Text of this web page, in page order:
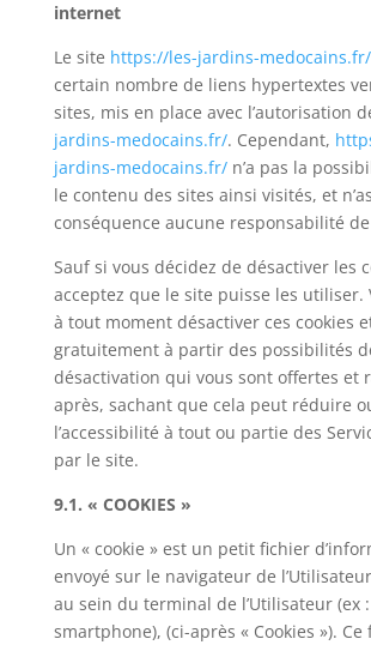
internet
Le site https://les-jardins-medocains.fr/
certain nombre de liens hypertextes
sites, mis en place avec l’autorisation
jardins-medocains.fr/. Cependant,
jardins-medocains.fr/ n’a pas la
le contenu des sites ainsi visités, et
conséquence aucune responsabilité
Sauf si vous décidez de désactiver les
acceptez que le site puisse les utiliser.
à tout moment désactiver ces cookies
gratuitement à partir des possibilités
désactivation qui vous sont offertes et
après, sachant que cela peut réduire
l’accessibilité à tout ou partie des
par le site.
9.1. « COOKIES »
Un « cookie » est un petit fichier
envoyé sur le navigateur de
au sein du terminal de l’Utilisateur (ex
smartphone), (ci-après « Cookies »). Ce